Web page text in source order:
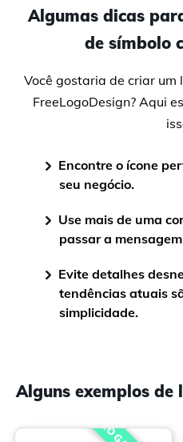
Algumas dicas
de símbolo
Você gostaria de criar um
FreeLogoDesign? Aqui
Encontre o ícone
seu negócio.
Use mais de uma
passar a
Evite detalhes
tendências atuais
simplicidade.
Alguns exemplos de